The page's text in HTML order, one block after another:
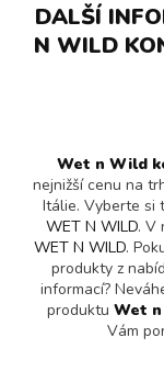
DALŠÍ
N WILD
Wet n Wild
nejnižší cenu na
Itálie. Vyberte si
WET N WILD. V
WET N WILD.
produkty z
informací?
produktu Wet
Vám